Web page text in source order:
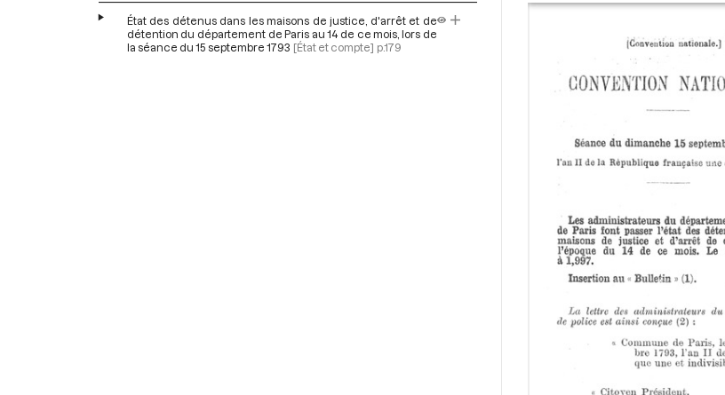
État des détenus dans les maisons de justice, d'arrêt et de
détention du département de Paris au 14 de ce mois, lors de
la séance du 15 septembre 1793 [État et compte] p.179
s